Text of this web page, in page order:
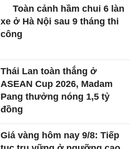
Toàn cảnh hầm chui 6 làn
xe ở Hà Nội sau 9 tháng thi
công
Thái Lan toàn thắng ở
ASEAN Cup 2026, Madam
Pang thưởng nóng 1,5 tỷ
đồng
Giá vàng hôm nay 9/8: Tiếp